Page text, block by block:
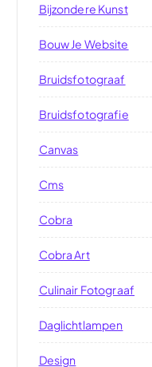
Bijzondere Kunst
Bouw Je Website
Bruidsfotograaf
Bruidsfotografie
Canvas
Cms
Cobra
Cobra Art
Culinair Fotograaf
Daglichtlampen
Design